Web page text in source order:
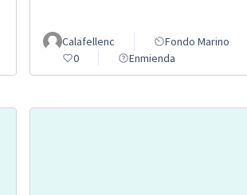
Calafellenc Fondo Marino
0
Enmienda